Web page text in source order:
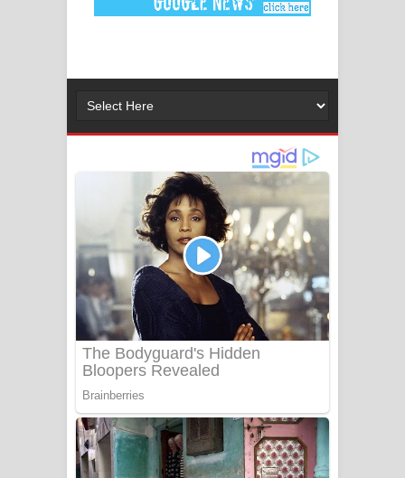
ගීතයේ පද පෙළ
දුන් ආදරේ ගීතයේ පද පෙළ
Liyamuda Dan Anagathe Song Lyrics
- ලියමුද දැන් අනාගතේ ගීතයේ පද පෙළ
Doni Song Lyrics - දෝණි ගීතයේ පද
පෙළ
Benthara Palame Song Lyrics -
බෙන්තර පාලමේ ගීතයේ පද පෙළ
Sanda Babalena Song Lyrics - සඳ
බැබලෙන ගීතයේ පද පෙළ